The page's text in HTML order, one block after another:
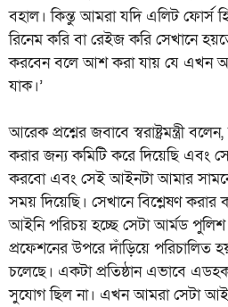
বহাল। কিন্তু আমরা যদি এলিট ফোর্স
রিনেম করি বা রেইজ করি সেখানে
করবেন বলে আশ করা যায় যে এখন
যাক।’
আরেক প্রশ্নের জবাবে স্বরাষ্ট্রমন্ত্রী
করার জন্য কমিটি করে দিয়েছি এবং
করবো এবং সেই আইনটা আমার
সময় দিয়েছি। সেখানে বিশ্লেষণ করার
আইনি পরিচয় হচ্ছে সেটা আর্মড পুলিশ
প্রফেশনের উপরে দাঁড়িয়ে পরিচালিত
চলেছে। একটা প্রতিষ্ঠান এভাবে
সুযোগ ছিল না। এখন আমরা সেটা